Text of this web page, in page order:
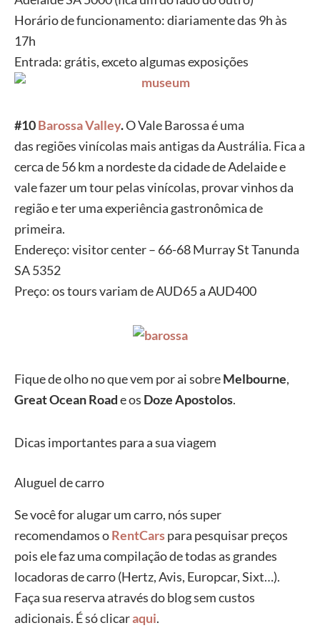
Horário defuncionamento: diariamente das 9h às
17h
Entrada: grátis, excetoalgumas exposições
#10BarossaValley.O Vale Barossa é uma
das regiões vinícolas mais antigas da Austrália. Fica a
cerca de 56 kma nordeste da cidade de Adelaide e
vale fazer um tour pelasvinícolas, provar vinhos da
região e ter uma experiência gastronômica de
primeira.
Endereço: visitor center – 66-68Murray St Tanunda
SA 5352
Preço: os tours variam de AUD65 a AUD400
Fique de olho no que vem por ai sobreMelbourne,
Great Ocean Roade os Doze Apostolos.
Dicas importantes para a sua viagem
Aluguel de carro
Se você for alugar um carro, nós super
recomendamos oRentCarspara pesquisar preços
pois ele faz uma compilação de todas as grandes
locadoras de carro (Hertz, Avis, Europcar, Sixt…).
Faça sua reserva através do blog sem custos
adicionais. É só clicaraqui.